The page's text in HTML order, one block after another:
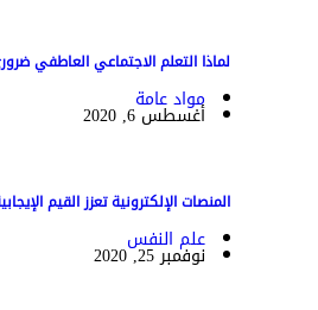
لماذا التعلم الاجتماعي العاطفي
مواد عامة
أغسطس 6, 2020
المنصات الإلكترونية تعزز القيم
علم النفس
نوفمبر 25, 2020